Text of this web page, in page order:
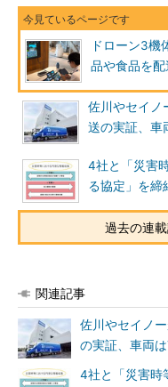
ドローン3機
品や食品を配
佐川やセイノ
送の実証、車
4社と「災害
る協定」を締
過去の連
関連記事
佐川やセイノ
の実証、車両
4社と「災害時